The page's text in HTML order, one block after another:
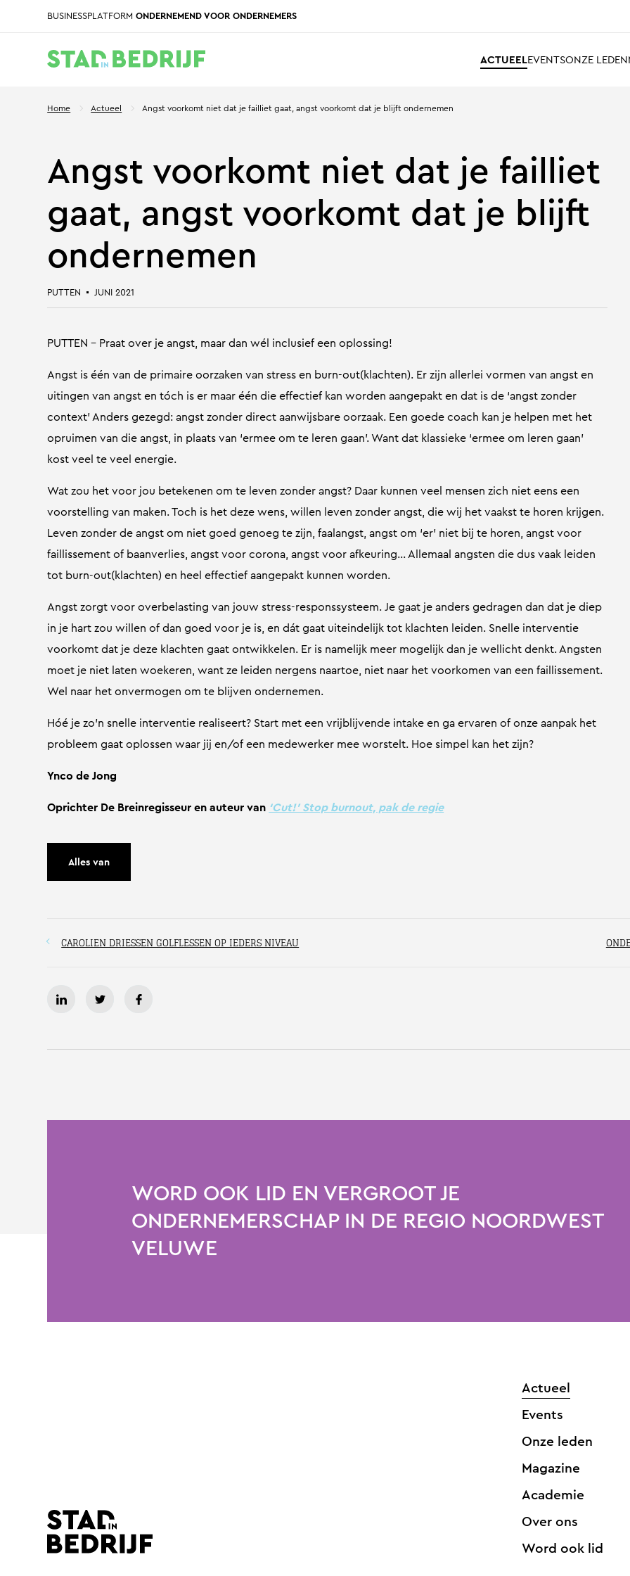
BUSINESSPLATFORMONDERNEMEND VOOR ONDERNEMERS
ACTUEELEVENTSONZE LEDEN
Home Actueel Angst voorkomt niet dat je failliet gaat, angst voorkomt dat je blijft ondernemen
Angst voorkomt niet dat je failliet
gaat, angst voorkomt dat je blijft
ondernemen
PUTTEN JUNI 2021
PUTTEN – Praat over je angst, maar dan wél inclusief een oplossing!
Angst is één van de primaire oorzaken van stress en burn-out(klachten). Er zijn allerlei vormen van angst en
uitingen van angst en tóch is er maar één die effectief kan worden aangepakt en dat is de ‘angst zonder
context’ Anders gezegd: angst zonder direct aanwijsbare oorzaak. Een goede coach kan je helpen met het
opruimen van die angst, in plaats van ‘ermee om te leren gaan’. Want dat klassieke ‘ermee om leren gaan’
kost veel te veel energie.
Wat zou het voor jou betekenen om te leven zonder angst? Daar kunnen veel mensen zich niet eens een
voorstelling van maken. Toch is het deze wens, willen leven zonder angst, die wij het vaakst te horen krijgen.
Leven zonder de angst om niet goed genoeg te zijn, faalangst, angst om ‘er’ niet bij te horen, angst voor
faillissement of baanverlies, angst voor corona, angst voor afkeuring… Allemaal angsten die dus vaak leiden
tot burn-out(klachten) en heel effectief aangepakt kunnen worden.
Angst zorgt voor overbelasting van jouw stress-responssysteem. Je gaat je anders gedragen dan dat je diep
in je hart zou willen of dan goed voor je is, en dát gaat uiteindelijk tot klachten leiden. Snelle interventie
voorkomt dat je deze klachten gaat ontwikkelen. Er is namelijk meer mogelijk dan je wellicht denkt. Angsten
moet je niet laten woekeren, want ze leiden nergens naartoe, niet naar het voorkomen van een faillissement.
Wel naar het onvermogen om te blijven ondernemen.
Hóé je zo’n snelle interventie realiseert? Start met een vrijblijvende intake en ga ervaren of onze aanpak het
probleem gaat oplossen waar jij en/of een medewerker mee worstelt. Hoe simpel kan het zijn?
Ynco de Jong
Oprichter De Breinregisseur en auteur van ‘Cut!’ Stop burnout, pak de regie
Alles van
CAROLIEN DRIESSEN GOLFLESSEN OP IEDERS NIVEAU
WORD OOK LID EN VERGROOT JE
ONDERNEMERSCHAP IN DE REGIO NOORDWEST
VELUWE
Actueel
Events
Onze leden
Magazine
Academie
Over ons
Word ook lid